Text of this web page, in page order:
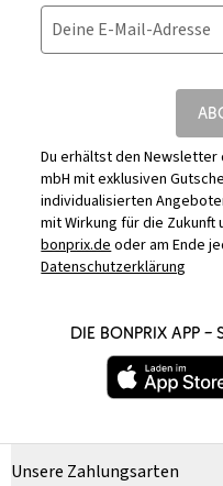
Deine E-Mail-Adresse
Du erhältst den
mbH mit exklusiven
individualisierten
mit Wirkung für die Zukunft
bonprix.deoder am Ende
Datenschutzerklärung
DIE BONPRIX APP –
Unsere Zahlungsarten